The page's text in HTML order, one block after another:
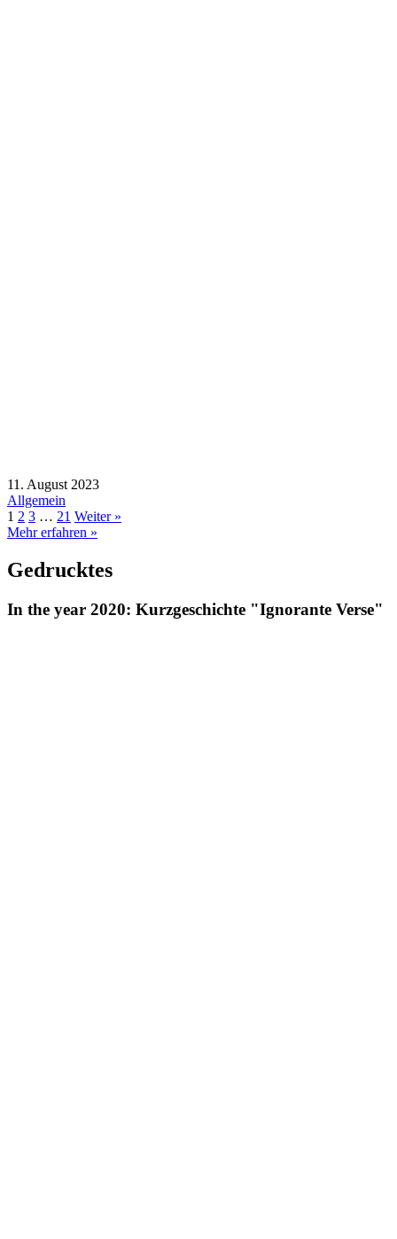
11. August 2023
Allgemein
1 2 3 … 21 Weiter »
Mehr erfahren »
Gedrucktes
In the year 2020: Kurzgeschichte "Ignorante Verse"